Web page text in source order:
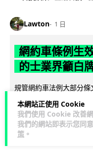
本網站正使用 Cookie
我們使用 Cookie 改善
我們的網站即表示您同
策 。
Lawton 1 日
網約車條例生
的士業界籲白
規管網約車法例大部分
望白牌車司機，能夠「
高罰則，首次定罪最高罰
208